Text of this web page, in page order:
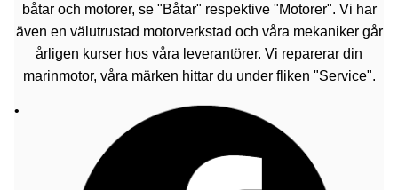
båtar och motorer, se "Båtar" respektive "Motorer". Vi har
även en välutrustad motorverkstad och våra mekaniker går
årligen kurser hos våra leverantörer. Vi reparerar din
marinmotor, våra märken hittar du under fliken "Service".